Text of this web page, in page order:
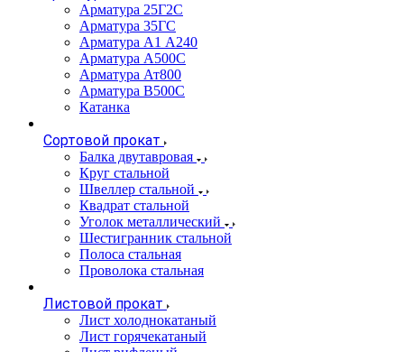
Арматура 25Г2С
Арматура 35ГС
Арматура А1 А240
Арматура А500С
Арматура Ат800
Арматура В500С
Катанка
Сортовой прокат
Балка двутавровая
Круг стальной
Швеллер стальной
Квадрат стальной
Уголок металлический
Шестигранник стальной
Полоса стальная
Проволока стальная
Листовой прокат
Лист холоднокатаный
Лист горячекатаный